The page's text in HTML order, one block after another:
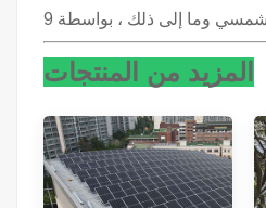
المزيد من المنتجات